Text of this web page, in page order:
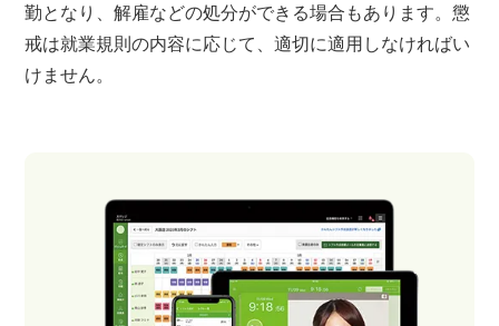
勤となり、解雇などの処分ができる場合もあります。懲
戒は就業規則の内容に応じて、適切に適用しなければい
けません。